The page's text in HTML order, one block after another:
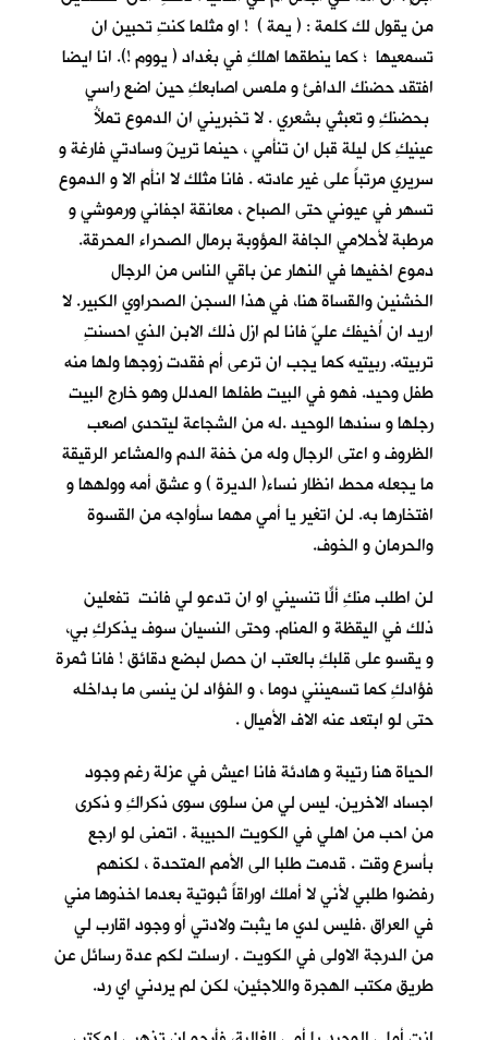
من يقول لك كلمة : ( يمة ) ! او مثلما كنتِ تحبين ان
تسمعيها ؛ كما ينطقها اهلكِ في بغداد ( يووم !). انا ايضا
افتقد حضنك الدافئ و ملمس اصابعكِ حين اضع راسي
بحضنكِ و تعبثي بشعري . لا تخبريني ان الدموع تملأُ
عينيكِ كل ليلة قبل ان تنأمي ، حينما ترينَ وسادتي فارغة و
سريري مرتباً على غير عادته . فانا مثلك لا انأم الا و الدموع
تسهر في عيوني حتى الصباح ، معانقة اجفاني ورموشي و
مرطبة لأحلامي الجافة المؤوبة برمال الصحراء المحرقة.
دموع اخفيها في النهار عن باقي الناس من الرجال
الخشنين والقساة هنا، في هذا السجن الصحراوي الكبير. لا
اريد ان اُخيفك عليّ فانا لم ازل ذلك الابن الذي احسنتِ
تربيته. ربيتيه كما يجب ان ترعى أم فقدت زوجها ولها منه
طفل وحيد. فهو في البيت طفلها المدلل وهو خارج البيت
رجلها و سندها الوحيد .له من الشجاعة ليتحدى اصعب
الظروف و اعتى الرجال وله من خفة الدم والمشاعر الرقيقة
ما يجعله محط انظار نساء( الديرة ) و عشق أمه وولهها و
افتخارها به. لن اتغير يا أمي مهما سأواجه من القسوة
والحرمان و الخوف.
لن اطلب منكِ ألّا تنسيني او ان تدعو لي فانتِ تفعلين
ذلك في اليقظة و المنام. وحتى النسيان سوف يذكركِ بي،
و يقسو على قلبكِ بالعتب ان حصل لبضع دقائق ! فانا ثمرة
فؤادكِ كما تسمينني دوما ، و الفؤاد لن ينسى ما بداخله
حتى لو ابتعد عنه الاف الأميال .
الحياة هنا رتيبة و هادئة فانا اعيش في عزلة رغم وجود
اجساد الاخرين. ليس لي من سلوى سوى ذكراكِ و ذكرى
من احب من اهلي في الكويت الحبيبة . اتمنى لو ارجع
بأسرع وقت . قدمت طلبا الى الأمم المتحدة ، لكنهم
رفضوا طلبي لأني لا أملك اوراقاً ثبوتية بعدما اخذوها مني
في العراق .فليس لدي ما يثبت ولادتي أو وجود اقارب لي
من الدرجة الاولى في الكويت . ارسلت لكم عدة رسائل عن
طريق مكتب الهجرة واللاجئين، لكن لم يردني اي رد.